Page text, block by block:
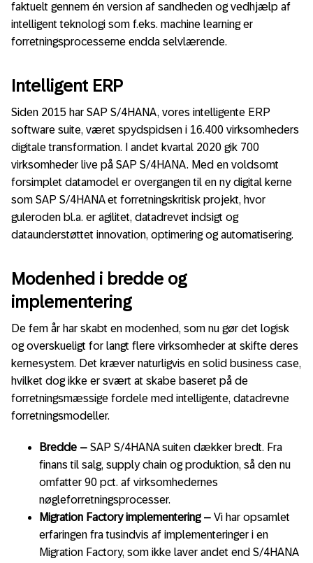
faktuelt gennem én version af sandheden og vedhjælp af
intelligent teknologi som f.eks. machine learning er
forretningsprocesserne endda selvlærende.
Intelligent ERP
Siden 2015 har SAP S/4HANA, vores intelligente ERP
software suite, været spydspidsen i 16.400 virksomheders
digitale transformation. I andet kvartal 2020 gik 700
virksomheder live på SAP S/4HANA. Med en voldsomt
forsimplet datamodel er overgangen til en ny digital kerne
som SAP S/4HANA et forretningskritisk projekt, hvor
guleroden bl.a. er agilitet, datadrevet indsigt og
dataunderstøttet innovation, optimering og automatisering.
Modenhed i bredde og
implementering
De fem år har skabt en modenhed, som nu gør det logisk
og overskueligt for langt flere virksomheder at skifte deres
kernesystem. Det kræver naturligvis en solid business case,
hvilket dog ikke er svært at skabe baseret på de
forretningsmæssige fordele med intelligente, datadrevne
forretningsmodeller.
Bredde – SAP S/4HANA suiten dækker bredt. Fra
finans til salg, supply chain og produktion, så den nu
omfatter 90 pct. af virksomhedernes
nøgleforretningsprocesser.
Migration Factory implementering – Vi har opsamlet
erfaringen fra tusindvis af implementeringer i en
Migration Factory, som ikke laver andet end S/4HANA